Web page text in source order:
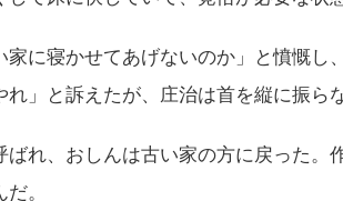
家に寝かせてあげないのか」と憤慨し
」と訴えたが、庄治は首を縦に振ら
ばれ、おしんは古い家の方に戻った。
。